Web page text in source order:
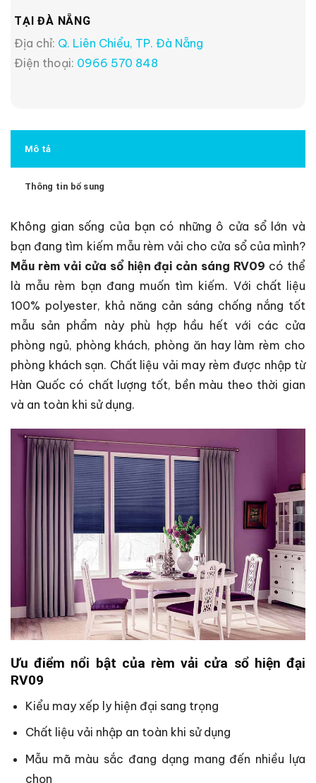
TẠI ĐÀ NẴNG
Địa chỉ: Q. Liên Chiểu, TP. Đà Nẵng
Điện thoại: 0966 570 848
Mô tả
Thông tin bổ sung
Không gian sống của bạn có những ô cửa sổ lớn và
bạn đang tìm kiếm mẫu rèm vải cho cửa sổ của mình?
Mẫu rèm vải cửa sổ hiện đại cản sáng RV09 có thể
là mẫu rèm bạn đang muốn tìm kiếm. Với chất liệu
100% polyester, khả năng cản sáng chống nắng tốt
mẫu sản phẩm này phù hợp hầu hết với các cửa
phòng ngủ, phòng khách, phòng ăn hay làm rèm cho
phòng khách sạn. Chất liệu vải may rèm được nhập từ
Hàn Quốc có chất lượng tốt, bền màu theo thời gian
và an toàn khi sử dụng.
Ưu điểm nổi bật của rèm vải cửa sổ hiện đại
RV09
Kiểu may xếp ly hiện đại sang trọng
Chất liệu vải nhập an toàn khi sử dụng
Mẫu mã màu sắc đang dạng mang đến nhiều lựa
chọn